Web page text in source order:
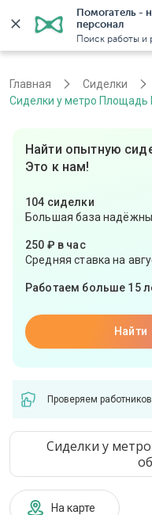
Помогатель -
персонал
Поиск работы и
Санкт-
Главная Сиделки
Сиделки у метро Площадь
Найти опытную
Это к нам!
104 сиделки
Большая база
250 ₽ в час
Средняя ставка на
Работаем больше 15
Проверяем
Сиделки у
На карте